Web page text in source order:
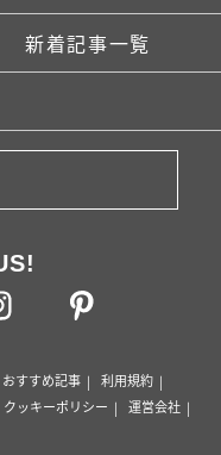
新着記事一覧
おすすめ記事
利用規約
クッキーポリシー
運営会社